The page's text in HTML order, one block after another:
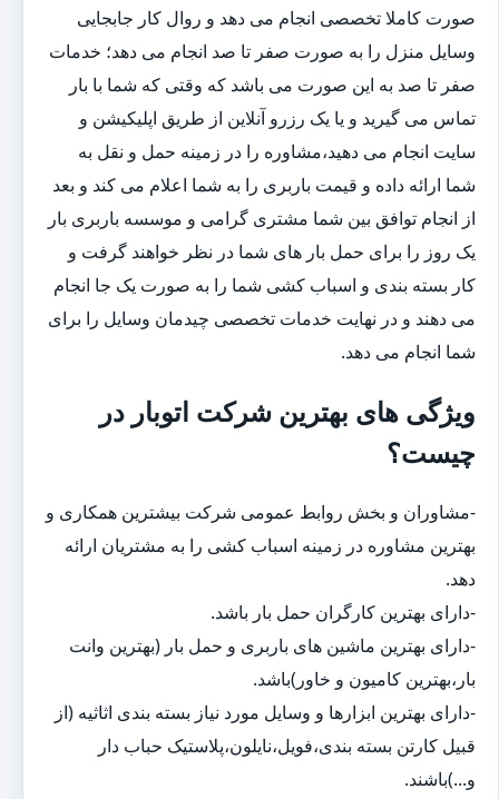
صورت کاملا تخصصی انجام می دهد و روال کار جابجایی
وسایل منزل را به صورت صفر تا صد انجام می دهد؛ خدمات
صفر تا صد به این صورت می باشد که وقتی که شما با بار
تماس می گیرید و یا یک رزرو آنلاین از طریق اپلیکیشن و
سایت انجام می دهید،مشاوره را در زمینه حمل و نقل به
شما ارائه داده و قیمت باربری را به شما اعلام می کند و بعد
از انجام توافق بین شما مشتری گرامی و موسسه باربری بار
یک روز را برای حمل بار های شما در نظر خواهند گرفت و
کار بسته بندی و اسباب کشی شما را به صورت یک جا انجام
می دهند و در نهایت خدمات تخصصی چیدمان وسایل را برای
شما انجام می دهد.
ویژگی های بهترین شرکت اتوبار در
چیست؟
-مشاوران و بخش روابط عمومی شرکت بیشترین همکاری و
بهترین مشاوره در زمینه اسباب کشی را به مشتریان ارائه
دهد.
-دارای بهترین کارگران حمل بار باشد.
-دارای بهترین ماشین های باربری و حمل بار (بهترین وانت
بار،بهترین کامیون و خاور)باشد.
-دارای بهترین ابزارها و وسایل مورد نیاز بسته بندی اثاثیه (از
قبیل کارتن بسته بندی،فویل،نایلون،پلاستیک حباب دار
و...)باشند.